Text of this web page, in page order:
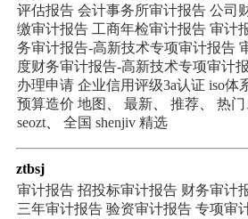
评估报告 会计事务所审计报告 公司
缴审计报告 工商年检审计报告 审计
务审计报告-高新技术专项审计报告
度财务审计报告-高新技术专项审计
办理申请 企业信用评级3a认证 iso体
预算造价 地图 最新 推荐 热门
seozt
全国 shenjiv 精选
ztbsj
审计报告 招投标审计报告 财务审计
三年审计报告 验资审计报告 专项审